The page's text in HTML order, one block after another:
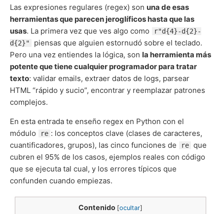
Las expresiones regulares (regex) son una de esas
herramientas que parecen jeroglíficos hasta que las
usas. La primera vez que ves algo como
r"d{4}-d{2}-
d{2}"
piensas que alguien estornudó sobre el teclado.
Pero una vez entiendes la lógica, son la herramienta más
potente que tiene cualquier programador para tratar
texto: validar emails, extraer datos de logs, parsear
HTML “rápido y sucio”, encontrar y reemplazar patrones
complejos.
En esta entrada te enseño regex en Python con el
módulo
re : los conceptos clave (clases de caracteres,
cuantificadores, grupos), las cinco funciones de
re que
cubren el 95% de los casos, ejemplos reales con código
que se ejecuta tal cual, y los errores típicos que
confunden cuando empiezas.
Contenido [ocultar]